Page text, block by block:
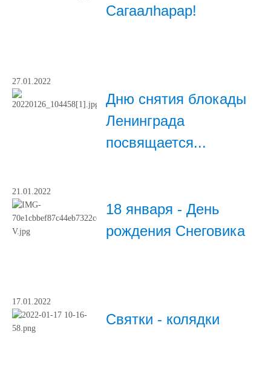
Сагаалhарар!
27.01.2022
Дню снятия блокады
Ленинграда
посвящается...
21.01.2022
18 января - День
рождения Снеговика
17.01.2022
Святки - колядки